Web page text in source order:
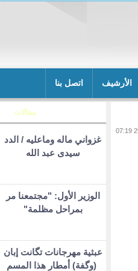
الأرشيف اتصل بنا
مقالات
غزواني ماله وماعليه / الدد
سيدى عبد الله
الوزير الأول: "مجتمعنا مر
بمراحل مظلمة"
عبثية مهرجانات تگانت إبان
(وگفة) أمطار هذا المسم